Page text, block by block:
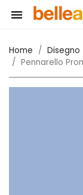

Home Disegno
Pennarello